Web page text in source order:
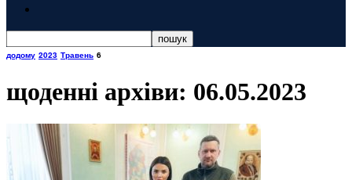
додому 2023 Травень 6
щоденні архіви: 06.05.2023